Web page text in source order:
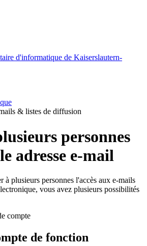
d'informatique de Kaiserslautern-
& listes de diffusion
personnes
adresse e-mail
à plusieurs personnes l'accès aux e-mails
vous avez plusieurs possibilités
de fonction